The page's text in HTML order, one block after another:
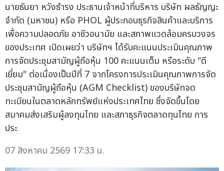
นายธันยา หวังธำรง ประธานเจ้าหน้าที่บริหาร บริษัท ผลธัญญะ
จำกัด (มหาชน) หรือ PHOL ผู้ประกอบธุรกิจสินค้าและบริการ
เพื่อความปลอดภัย อาชีวอนามัย และสภาพแวดล้อมครบวงจร
ของประเทศ เปิดเผยว่า บริษัทฯ ได้รับคะแนนประเมินคุณภาพ
การจัดประชุมสามัญผู้ถือหุ้น 100 คะแนนเต็ม หรือระดับ "ดี
เยี่ยม" ต่อเนื่องเป็นปีที่ 7 จากโครงการประเมินคุณภาพการจัด
ประชุมสามัญผู้ถือหุ้น (AGM Checklist) ของบริษัทจด
ทะเบียนในตลาดหลักทรัพย์แห่งประเทศไทย ซึ่งจัดขึ้นโดย
สมาคมส่งเสริมผู้ลงทุนไทย และสภาธุรกิจตลาดทุนไทย การ
ประ
07 สิงหาคม 2569 17:33 น.